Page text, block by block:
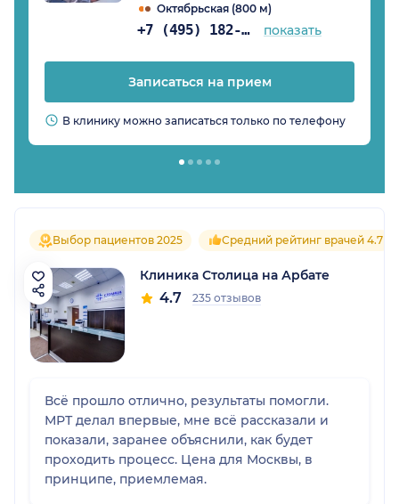
Октябрьская (800 м)
+7 (495) 182-08-84 показать
Записаться на прием
В клинику можно записаться только по телефону
Выбор пациентов 2025 Средний рейтинг врачей 4.7
Клиника Столица на Арбате
4.7 235 отзывов
Всё прошло отлично, результаты помогли.
МРТ делал впервые, мне всё рассказали и
показали, заранее объяснили, как будет
проходить процесс. Цена для Москвы, в
принципе, приемлемая.